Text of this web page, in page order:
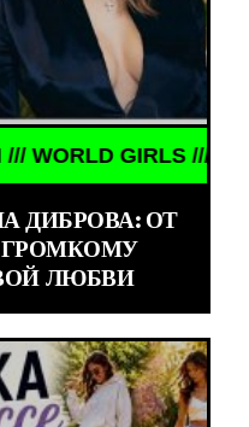
/// ДЕВУШКИ
ДИБРОВА: ОТ
ЛЮБВИ